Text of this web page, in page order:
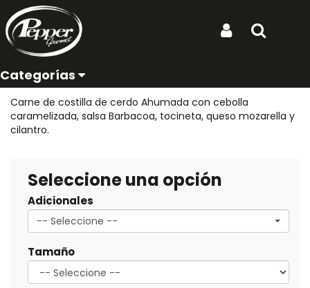
Ubicación de entrega:
Categorías
Inicio Productos
Pizza Barbacoa B
REF: PIZZA BARBACOA B
Carne de costilla de cerdo Ahumada con cebolla
caramelizada, salsa Barbacoa, tocineta, queso mozarella y
cilantro.
Seleccione una opción
Adicionales
-- Seleccione --
Tamaño